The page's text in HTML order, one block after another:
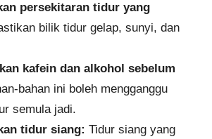
persekitaran tidur yang
bilik tidur gelap, sunyi, dan
kafein dan alkohol sebelum
bahan ini boleh mengganggu
semula jadi.
tidur siang: Tidur siang yang